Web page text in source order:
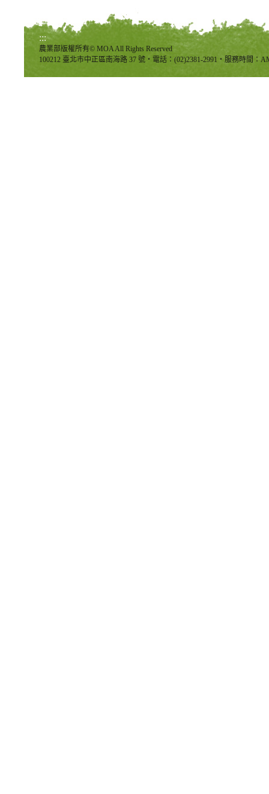
:::
農業部版權所有© MOA All Rights Reserved
100212 臺北市中正區南海路 37 號‧電話：(02)2381-2991‧服務時間：